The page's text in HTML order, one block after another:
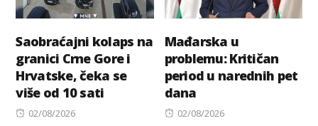
Saobraćajni kolaps na
granici Crne Gore i
Hrvatske, čeka se
više od 10 sati
Posted
02/08/2026
Mađarska u
problemu: Kritičan
period u narednih pet
dana
Posted
02/08/2026